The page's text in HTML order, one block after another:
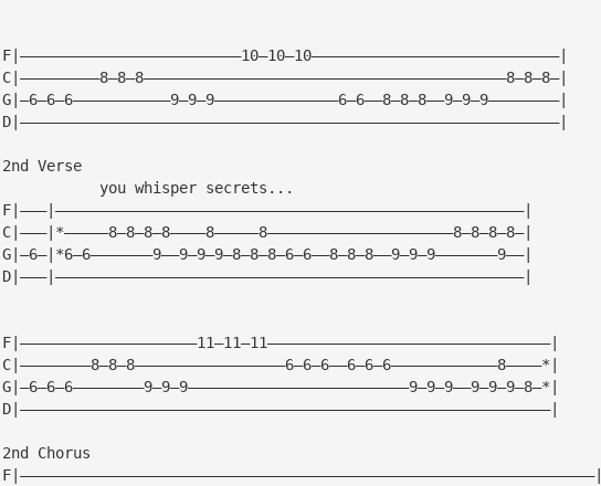
F|—————————————————————————10—10—10————————————————————————————|
C|—————————8—8—8—————————————————————————————————————————8—8—8—|
G|—6—6—6———————————9—9—9——————————————6—6——8—8—8——9—9—9————————|
D|—————————————————————————————————————————————————————————————|
2nd Verse
           you whisper secrets...
F|———|—————————————————————————————————————————————————————|
C|———|*—————8—8—8—8————8—————8—————————————————————8—8—8—8—|
G|—6—|*6—6———————9——9—9—9—8—8—8—6—6——8—8—8——9—9—9———————9——|
D|———|—————————————————————————————————————————————————————|
F|————————————————————11—11—11————————————————————————————————|
C|————————8—8—8—————————————————6—6—6——6—6—6————————————8————*|
G|—6—6—6————————9—9—9—————————————————————————9—9—9——9—9—9—8—*|
D|————————————————————————————————————————————————————————————|
2nd Chorus
F|—————————————————————————————————————————————————————————————————|